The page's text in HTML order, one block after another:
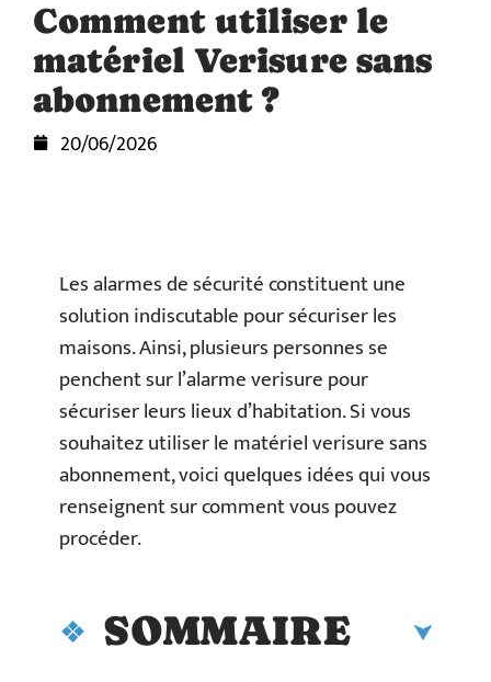
Comment utiliser le
matériel Verisure sans
abonnement ?
20/06/2026
Les alarmes de sécurité constituent une
solution indiscutable pour sécuriser les
maisons. Ainsi, plusieurs personnes se
penchent sur l’alarme verisure pour
sécuriser leurs lieux d’habitation. Si vous
souhaitez utiliser le matériel verisure sans
abonnement, voici quelques idées qui vous
renseignent sur comment vous pouvez
procéder.
SOMMAIRE